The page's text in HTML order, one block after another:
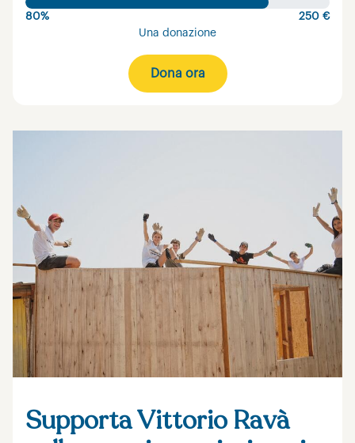
80%
250 €
Una donazione
Dona ora
Supporta Vittorio Ravà